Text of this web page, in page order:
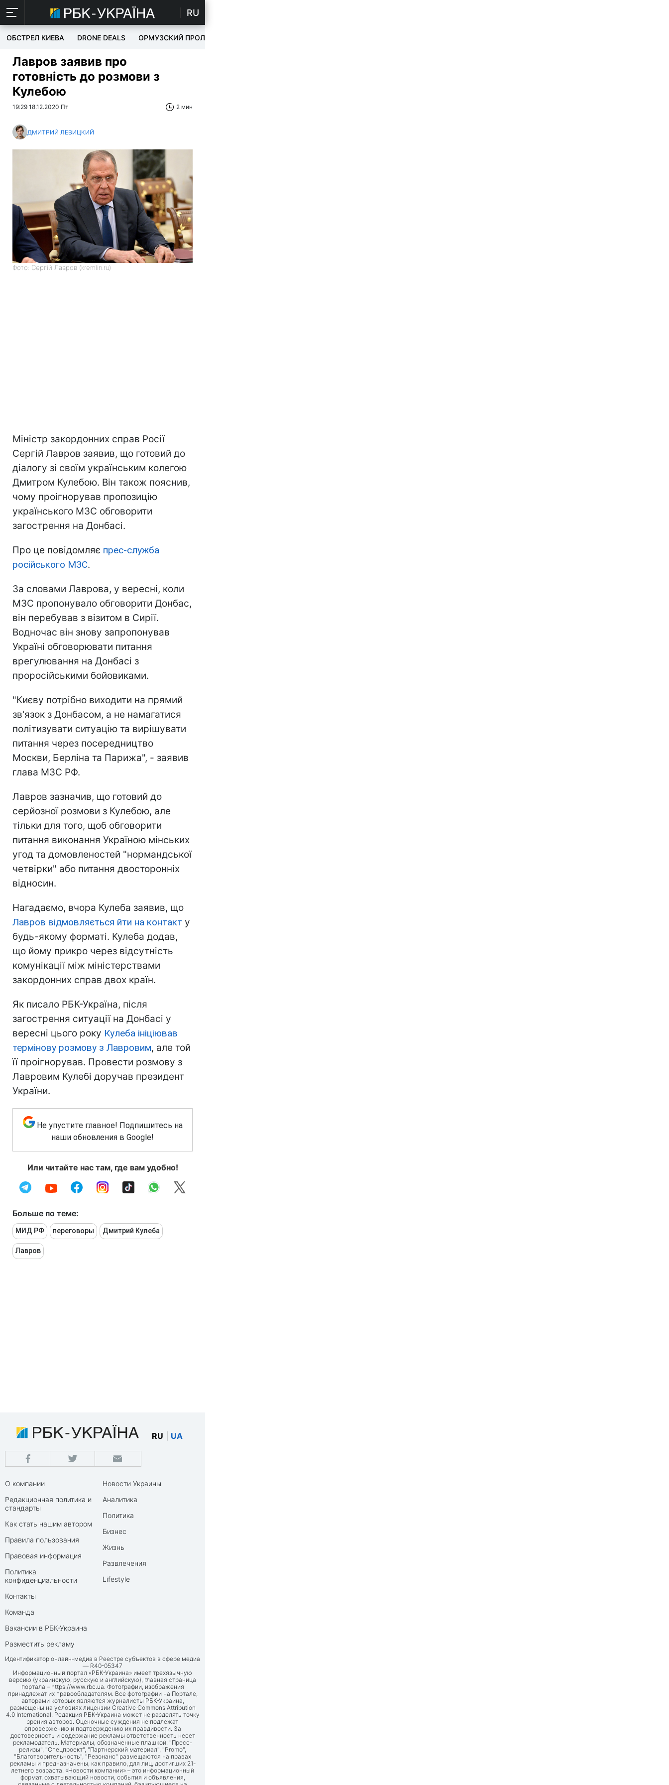
RU
ОБСТРЕЛ КИЕВА DRONE DEALS ОРМУЗСКИЙ ПРОЛИВ
Лавров заявив про
готовність до розмови з
Кулебою
19:29 18.12.2020 Пт 2 мин
ДМИТРИЙ ЛЕВИЦКИЙ
Фото: Сергій Лавров (kremlin.ru)
Міністр закордонних справ Росії
Сергій Лавров заявив, що готовий до
діалогу зі своїм українським колегою
Дмитром Кулебою. Він також пояснив,
чому проігнорував пропозицію
українського МЗС обговорити
загострення на Донбасі.
Про це повідомляє прес-служба
російського МЗС.
За словами Лаврова, у вересні, коли
МЗС пропонувало обговорити Донбас,
він перебував з візитом в Сирії.
Водночас він знову запропонував
Україні обговорювати питання
врегулювання на Донбасі з
проросійськими бойовиками.
"Києву потрібно виходити на прямий
зв'язок з Донбасом, а не намагатися
політизувати ситуацію та вирішувати
питання через посередництво
Москви, Берліна та Парижа", - заявив
глава МЗС РФ.
Лавров зазначив, що готовий до
серйозної розмови з Кулебою, але
тільки для того, щоб обговорити
питання виконання Україною мінських
угод та домовленостей "нормандської
четвірки" або питання двосторонніх
відносин.
Нагадаємо, вчора Кулеба заявив, що
Лавров відмовляється йти на контакт у
будь-якому форматі. Кулеба додав,
що йому прикро через відсутність
комунікації між міністерствами
закордонних справ двох країн.
Як писало РБК-Україна, після
загострення ситуації на Донбасі у
вересні цього року Кулеба ініціював
термінову розмову з Лавровим, але той
її проігнорував. Провести розмову з
Лавровим Кулебі доручав президент
України.
Не упустите главное! Подпишитесь на
наши обновления в Google!
Или читайте нас там, где вам удобно!
Больше по теме:
МИД РФ переговоры Дмитрий Кулеба
Лавров
RU UA
О компании
Редакционная политика и
стандарты
Как стать нашим автором
Правила пользования
Правовая информация
Политика
конфиденциальности
Контакты
Команда
Вакансии в РБК-Украина
Разместить рекламу
Новости Украины
Аналитика
Политика
Бизнес
Жизнь
Развлечения
Lifestyle
Идентификатор онлайн-медиа в Реестре субъектов в сфере медиа
— R40-05347
Информационный портал «РБК-Украина» имеет трехязычную
версию (украинскую, русскую и английскую), главная страница
портала – https://www.rbc.ua. Фотографии, изображения
принадлежат их правообладателям. Все фотографии на Портале,
авторами которых являются журналисты РБК-Украина,
размещены на условиях лицензии Creative Commons Attribution
4.0 International. Редакция РБК-Украина может не разделять точку
зрения авторов. Оценочные суждения не подлежат
опровержению и подтверждению их правдивости. За
достоверность и содержание рекламы ответственность несет
рекламодатель. Материалы, обозначенные плашкой: "Пресс-
релизы", "Спецпроект", "Партнерский материал", "Promo",
"Благотворительность", "Резонанс" размещаются на правах
рекламы и предназначены, как правило, для лиц, достигших 21-
летнего возраста. «Новости компании» – это информационный
формат, охватывающий новости, события и объявления,